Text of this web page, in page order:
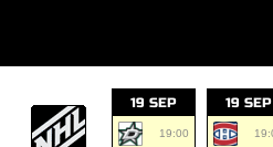
19 SEP
19:00
19 SEP